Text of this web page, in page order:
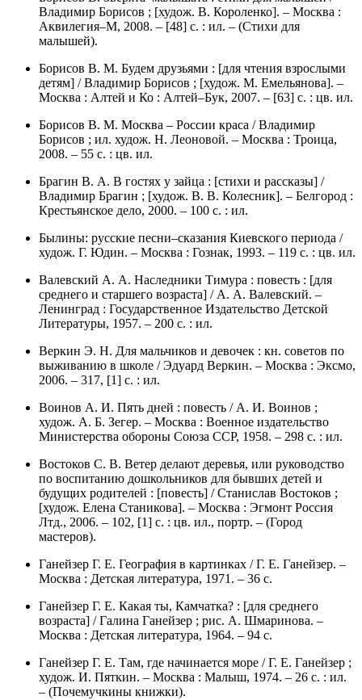
Владимир Борисов ; [худож. В. Короленко]. – Москва :
Аквилегия–М, 2008. – [48] с. : ил. – (Стихи для
малышей).
Борисов В. М. Будем друзьями : [для чтения взрослыми
детям] / Владимир Борисов ; [худож. М. Емельянова]. –
Москва : Алтей и Ко : Алтей–Бук, 2007. – [63] с. : цв. ил.
Борисов В. М. Москва – России краса / Владимир
Борисов ; ил. худож. Н. Леоновой. – Москва : Троица,
2008. – 55 с. : цв. ил.
Брагин В. А. В гостях у зайца : [стихи и рассказы] /
Владимир Брагин ; [худож. В. В. Колесник]. – Белгород :
Крестьянское дело, 2000. – 100 с. : ил.
Былины: русские песни–сказания Киевского периода /
худож. Г. Юдин. – Москва : Гознак, 1993. – 119 с. : цв. ил.
Валевский А. А. Наследники Тимура : повесть : [для
среднего и старшего возраста] / А. А. Валевский. –
Ленинград : Государственное Издательство Детской
Литературы, 1957. – 200 с. : ил.
Веркин Э. Н. Для мальчиков и девочек : кн. советов по
выживанию в школе / Эдуард Веркин. – Москва : Эксмо,
2006. – 317, [1] с. : ил.
Воинов А. И. Пять дней : повесть / А. И. Воинов ;
худож. А. Б. Зегер. – Москва : Военное издательство
Министерства обороны Союза ССР, 1958. – 298 с. : ил.
Востоков С. В. Ветер делают деревья, или руководство
по воспитанию дошкольников для бывших детей и
будущих родителей : [повесть] / Станислав Востоков ;
[худож. Елена Станикова]. – Москва : Эгмонт Россия
Лтд., 2006. – 102, [1] с. : цв. ил., портр. – (Город
мастеров).
Ганейзер Г. Е. География в картинках / Г. Е. Ганейзер. –
Москва : Детская литература, 1971. – 36 с.
Ганейзер Г. Е. Какая ты, Камчатка? : [для среднего
возраста] / Галина Ганейзер ; рис. А. Шмаринова. –
Москва : Детская литература, 1964. – 94 с.
Ганейзер Г. Е. Там, где начинается море / Г. Е. Ганейзер ;
худож. И. Пяткин. – Москва : Малыш, 1974. – 26 с. : ил.
– (Почемучкины книжки).